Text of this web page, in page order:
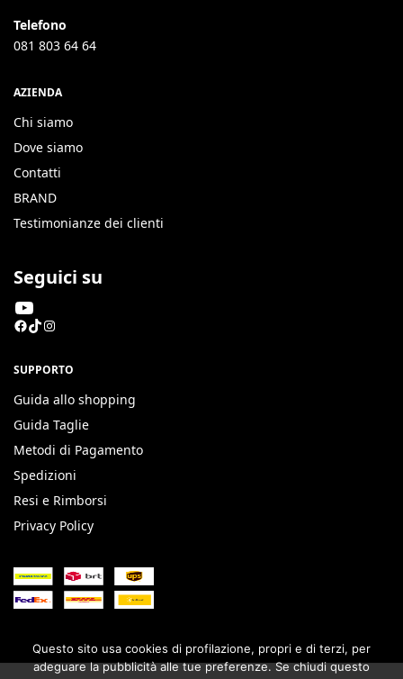
Telefono
081 803 64 64
AZIENDA
Chi siamo
Dove siamo
Contatti
BRAND
Testimonianze dei clienti
Seguici su
SUPPORTO
Guida allo shopping
Guida Taglie
Metodi di Pagamento
Spedizioni
Resi e Rimborsi
Privacy Policy
Questo sito usa cookies di profilazione, propri e di terzi, per
adeguare la pubblicità alle tue preferenze. Se chiudi questo